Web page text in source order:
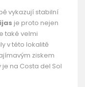
vykazují stabilní
je proto nejen
také velmi
v této lokalitě
ziskem
na Costa del Sol